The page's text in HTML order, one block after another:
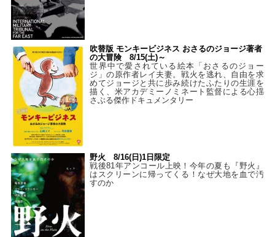
吹替版 モンキービジネス おさるのジョージ著者
の大冒険 8/15(土)～
世界中で愛されている絵本「おさるのジョー
ジ」の原作者レイ夫妻。戦火を逃れ、自由を求
めてジョージと共に歩み続けたふたりの生涯を
描く、米アカデミーノミネート監督による心揺
さぶる傑作ドキュメンタリー
野火 8/16(日)1日限定
戦後81年アンコール上映！今年の夏も『野火』
はスクリーンに帰ってくる！なぜ大地を血で汚
すのか